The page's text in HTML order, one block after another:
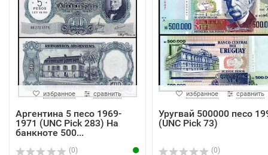
избранное сравнить
Аргентина 5 песо 1969-
1971 (UNC Pick 283) На
банкноте 500...
(0)
избранное сравнить
Уругвай 500000 песо
(UNC Pick 73)
(0)